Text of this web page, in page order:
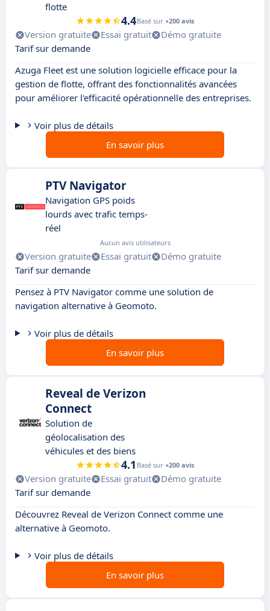
flotte
4.4Basé sur +200 avis
Version gratuite Essai gratuit
Démo gratuite
Tarif sur demande
Azuga Fleet est une solution logicielle efficace pour la
gestion de flotte, offrant des fonctionnalités avancées
pour améliorer l'efficacité opérationnelle des entreprises.
Voir plus de détails
En savoir plus
PTV Navigator
Navigation GPS poids
lourds avec trafic temps-
réel
Aucun avis utilisateurs
Version gratuite Essai gratuit
Démo gratuite
Tarif sur demande
Pensez à PTV Navigator comme une solution de
navigation alternative à Geomoto.
Voir plus de détails
En savoir plus
Reveal de Verizon
Connect
Solution de
géolocalisation des
véhicules et des biens
4.1 Basé sur +200 avis
Version gratuite Essai gratuit
Démo gratuite
Tarif sur demande
Découvrez Reveal de Verizon Connect comme une
alternative à Geomoto.
Voir plus de détails
En savoir plus